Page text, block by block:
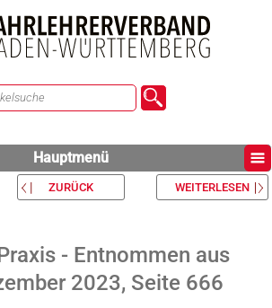
Hauptmenü
ZURÜCK WEITERLESEN
- Entnommen aus
2023, Seite 666